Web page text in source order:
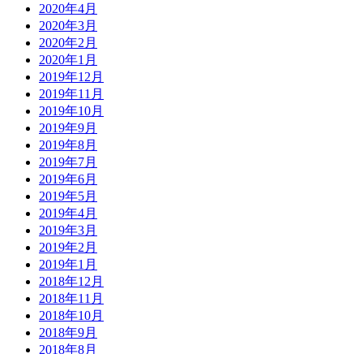
2020年4月
2020年3月
2020年2月
2020年1月
2019年12月
2019年11月
2019年10月
2019年9月
2019年8月
2019年7月
2019年6月
2019年5月
2019年4月
2019年3月
2019年2月
2019年1月
2018年12月
2018年11月
2018年10月
2018年9月
2018年8月